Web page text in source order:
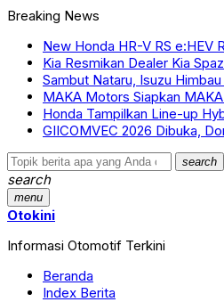
Breaking News
New Honda HR-V RS e:HEV
Kia Resmikan Dealer Kia
Sambut Nataru, Isuzu
MAKA Motors Siapkan
Honda Tampilkan Line-up
GIICOMVEC 2026 Dibuka,
search
search
menu
Otokini
Informasi Otomotif Terkini
Beranda
Index Berita